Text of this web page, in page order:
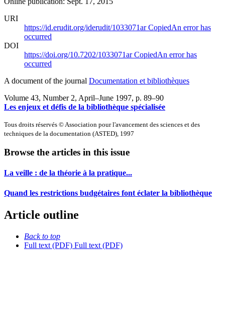
URI
https://id.erudit.org/iderudit/1033071arCopiedAn error has
occurred
DOI
https://doi.org/10.7202/1033071arCopiedAn error has
occurred
A document of the journal Documentation et bibliothèques
Volume 43, Number 2, April–June 1997, p. 89–90
Les enjeux et défis de la bibliothèque spécialisée
Tous droits réservés © Association pour l'avancement des sciences et des
techniques de la documentation (ASTED), 1997
Browse the articles in this issue
La veille : de la théorie à la pratique...
Quand les restrictions budgétaires font éclater la bibliothèque
Article outline
Back to top
Full text (PDF) Full text (PDF)